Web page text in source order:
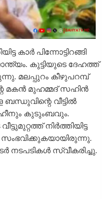
കാർ പിന്നോട്ടിറങ്ങി
കുട്ടിയുടെ ദേഹത്ത്
മലപ്പുറം കീഴുപറമ്പ്
മകൻ മുഹമ്മദ്‌ സഹിൻ
വീട്ടിൽ
കുടുംബവും.
നിർത്തിയിട്ട
സംഭവിക്കുകയായിരുന്നു.
നടപടികൾ സ്വീകരിച്ചു.